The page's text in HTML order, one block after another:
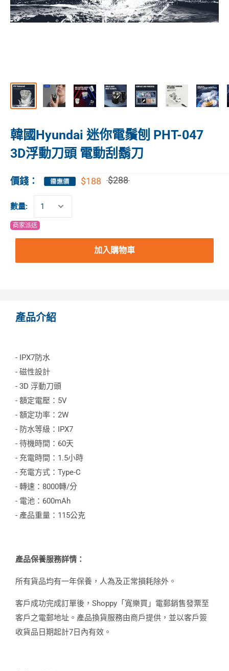
韓國Hyundai 迷你電鬚刨 PHT-047
3D浮動刀頭 電動刮鬍刀
價錢： $188 $288
數量:
商家派送
加入購物車
產品介紹
- IPX7防水
- 磁性設計
- 3D 浮動刀頭
- 額定電壓：5V
- 額定功率：2W
- 防水等級：IPX7
- 待機時間：60天
- 充電時間：1.5小時
- 充電方式：Type-C
- 轉速：8000轉/分
- 電池：600mAh
- 產品重量：115公克
產品保養服務詳情：
所有貨品均有一年保養，人為及正常損耗除外。
客戶成功完成訂單後，Shoppy「寬樂買」電郵銷售發票至
客戶之電郵地址。產品換貨服務由商戶提供，並以客戶簽
收貨品日期起計7日內有效。